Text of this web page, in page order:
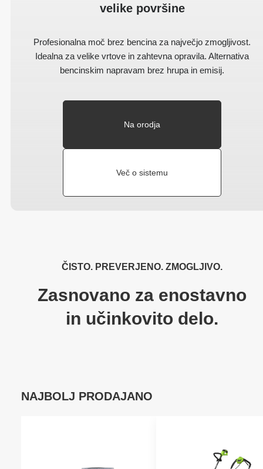
velike površine
Profesionalna moč brez bencina za največjo zmogljivost.
Idealna za velike vrtove in zahtevna opravila. Alternativa
bencinskim napravam brez hrupa in emisij.
Na orodja
Več o sistemu
ČISTO. PREVERJENO. ZMOGLJIVO.
Zasnovano za enostavno
in učinkovito delo.
NAJBOLJ PRODAJANO